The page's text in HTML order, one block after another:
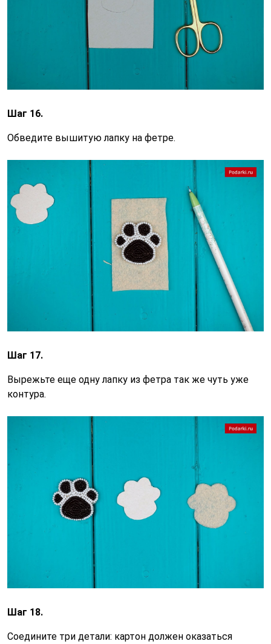
Шаг 16.
Обведите вышитую лапку на фетре.
Шаг 17.
Вырежьте еще одну лапку из фетра так же чуть уже
контура.
Шаг 18.
Соедините три детали: картон должен оказаться